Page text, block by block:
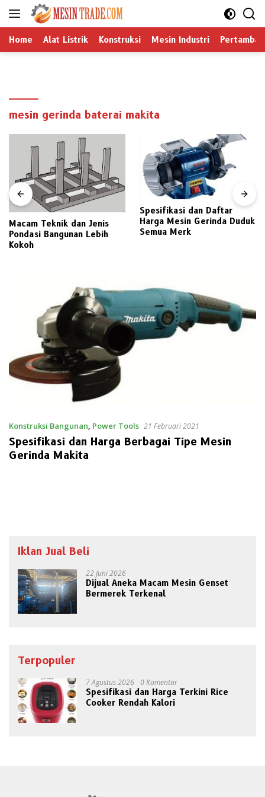
Langsung
Home Alat Listrik Konstruksi Mesin Industri
mesin gerinda baterai makita
Macam Teknik dan Jenis
Pondasi Bangunan Lebih
Kokoh
Spesifikasi dan Daftar
Harga Mesin Gerinda Duduk
Semua Merk
Konstruksi Bangunan, Power Tools 21 Februari 2021
Spesifikasi dan Harga Berbagai Tipe Mesin
Gerinda Makita
Iklan Jual Beli
22 Juni 2026
Dijual Aneka Macam Mesin Genset
Bermerek Terkenal
Terpopuler
7 Agustus 2026 0 Komentar
Spesifikasi dan Harga Terkini Rice
Cooker Rendah Kalori